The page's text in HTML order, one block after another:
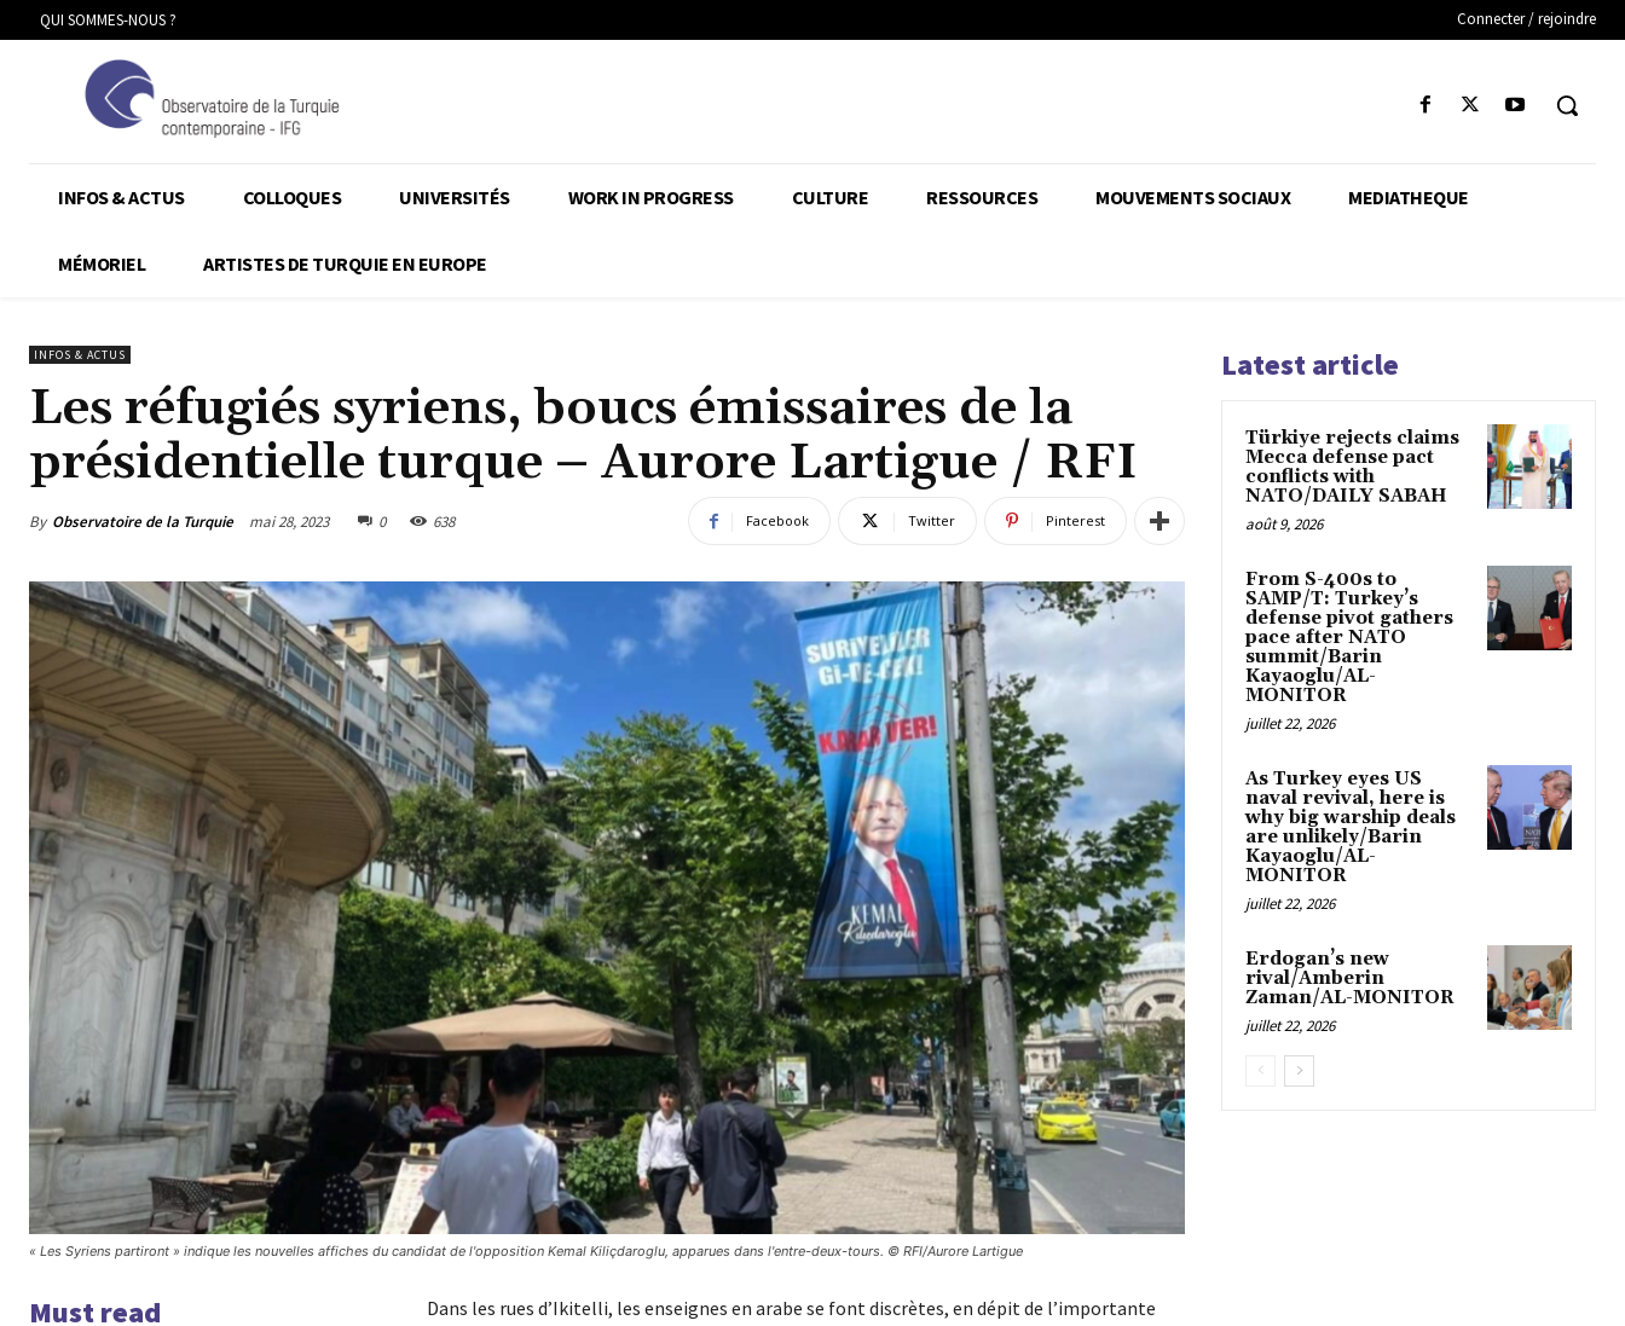
QUI SOMMES-NOUS ? Connecter / rejoindre
INFOS & ACTUS COLLOQUES UNIVERSITÉS WORK IN PROGRESS CULTURE RESSOURCES MOUVEMENTS SOCIAUX MEDIATHEQUE
MÉMORIEL ARTISTES DE TURQUIE EN EUROPE
INFOS & ACTUS
Les réfugiés syriens, boucs émissaires de la
présidentielle turque – Aurore Lartigue / RFI
By Observatoire de la Turquie mai 28, 2023 0 638 Facebook Twitter Pinterest
« Les Syriens partiront » indique les nouvelles affiches du candidat de l'opposition Kemal Kiliçdaroglu, apparues dans l'entre-deux-tours. © RFI/Aurore Lartigue
Must read
Dans les rues d’Ikitelli, les enseignes en arabe se font discrètes, en dépit de l’importante
Latest article
Türkiye rejects claims
Mecca defense pact
conflicts with
NATO/DAILY SABAH
août 9, 2026
From S-400s to
SAMP/T: Turkey’s
defense pivot gathers
pace after NATO
summit/Barin
Kayaoglu/AL-
MONITOR
juillet 22, 2026
As Turkey eyes US
naval revival, here is
why big warship deals
are unlikely/Barin
Kayaoglu/AL-
MONITOR
juillet 22, 2026
Erdogan’s new
rival/Amberin
Zaman/AL-MONITOR
juillet 22, 2026